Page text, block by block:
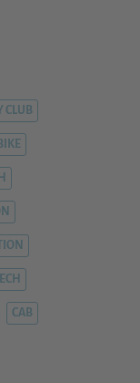
CLUB
CAB